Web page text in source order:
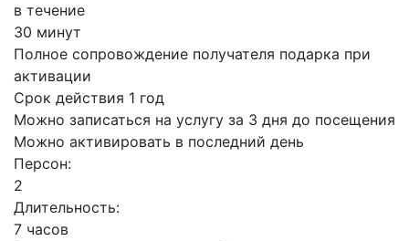
в течение
30 минут
Полное сопровождение получателя подарка при
активации
Срок действия 1 год
Можно записаться на услугу за 3 дня до посещения
Можно активировать в последний день
Персон:
2
Длительность:
7 часов